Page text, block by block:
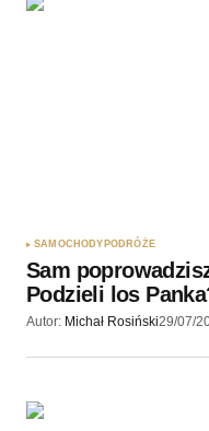
SAMOCHODY PODRÓŻE
Sam
Podzieli los
Autor: Michał Rosiński29/07/